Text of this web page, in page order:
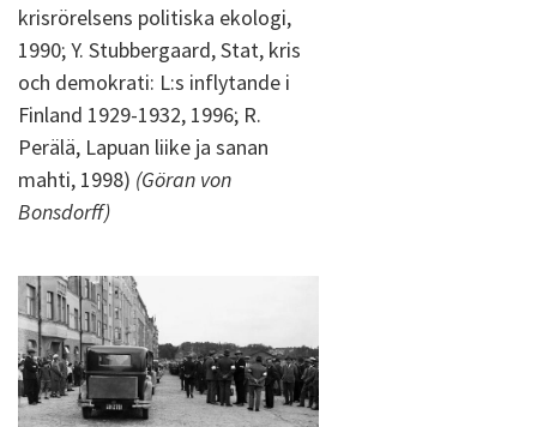
krisrörelsens politiska ekologi,
1990; Y. Stubbergaard, Stat, kris
och demokrati: L:s inflytande i
Finland 1929-1932, 1996; R.
Perälä, Lapuan liike ja sanan
mahti, 1998) (Göran von
Bonsdorff)